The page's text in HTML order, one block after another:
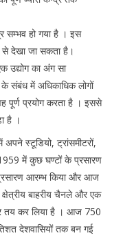
सम्भव हो गया है । इस
से देखा जा सकता है।
उद्योग का अंग सा
के संबंध में अधिकाधिक लोगों
पूर्ण प्रयोग करता है । इससे
है ।
अपने स्टूडियो, ट्रांसमीटरों,
में कुछ घण्टों के प्रसारण
आरम्भ किया और आज
क्षेत्रीय बाहरीय चैनले और एक
तय कर लिया है । आज 750
देशवासियों तक बन गई